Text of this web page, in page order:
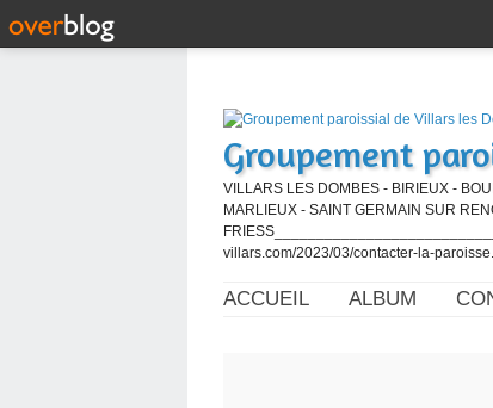
Groupement
VILLARS LES DOMBES - BIRIEUX -
MARLIEUX - SAINT GERMAIN SUR
villars.com/2023/03/contacter-la-
ACCUEIL ALBUM